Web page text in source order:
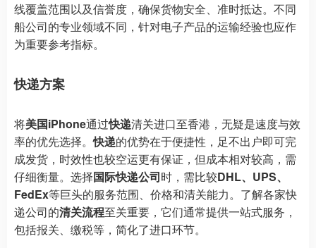
线覆盖范围以及信誉度，确保货物安全、准时抵达。不同
船公司的专业领域不同，针对电子产品的运输经验也应作
为重要参考指标。
快递方案
将美国iPhone通过快递清关进口至香港，无疑是速度与效
率的优先选择。快递的优势在于便捷性，足不出户即可完
成发货，时效性也较空运更有保证，但成本相对较高，需
仔细衡量。选择国际快递公司时，需比较DHL、UPS、
FedEx等巨头的服务范围、价格和清关能力。了解各家快
递公司的清关流程至关重要，它们通常提供一站式服务，
包括报关、缴税等，简化了进口环节。